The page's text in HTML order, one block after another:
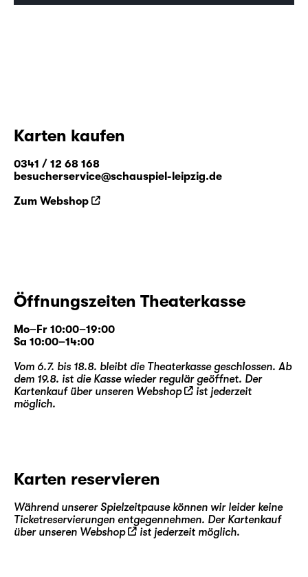
Karten kaufen
0341 / 12 68 168
besucherservice@schauspiel-leipzig.de
Zum Webshop
Öffnungszeiten Theaterkasse
Mo–Fr 10:00–19:00
Sa 10:00–14:00
Vom 6.7. bis 18.8. bleibt die Theaterkasse geschlossen. Ab
dem 19.8. ist die Kasse wieder regulär geöffnet. Der
Kartenkauf über unseren Webshop
ist jederzeit
möglich.
Karten reservieren
Während unserer Spielzeitpause können wir leider keine
Ticketreservierungen entgegennehmen. Der Kartenkauf
über unseren Webshop ist jederzeit möglich.